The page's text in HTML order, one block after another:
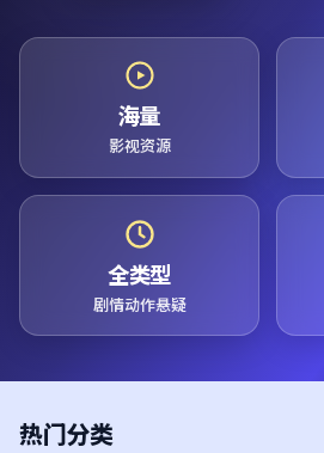
海量
影视资源
全类型
剧情动作悬疑
热门分类